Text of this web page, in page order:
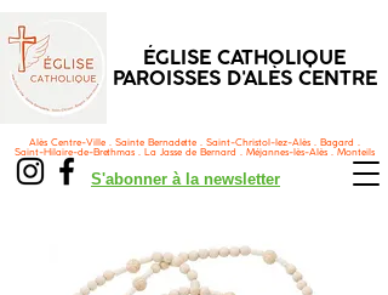
ÉGLISE CATHOLIQUE
PAROISSES D'ALÈS CENTRE
S'abonner à la newsletter
Alès Centre-Ville . Sainte Bernadette . Saint-Christol-lez-Alès . Bagard .
Saint-Hilaire-de-Brethmas . La Jasse de Bernard . Méjannes-lès-Alès . Monteils